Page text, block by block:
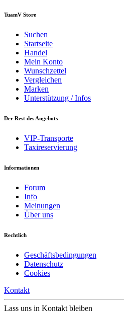
TuamV Store
Suchen
Startseite
Handel
Mein Konto
Wunschzettel
Vergleichen
Marken
Unterstützung / Infos
Der Rest des Angebots
VIP-Transporte
Taxireservierung
Informationen
Forum
Info
Meinungen
Über uns
Rechtlich
Geschäftsbedingungen
Datenschutz
Cookies
Kontakt
Lass uns in Kontakt bleiben